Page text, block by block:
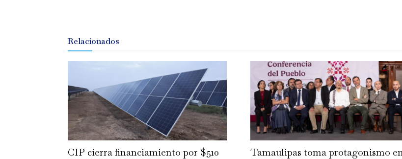
Relacionados
CIP cierra financiamiento por $510
Tamaulipas toma protagonismo